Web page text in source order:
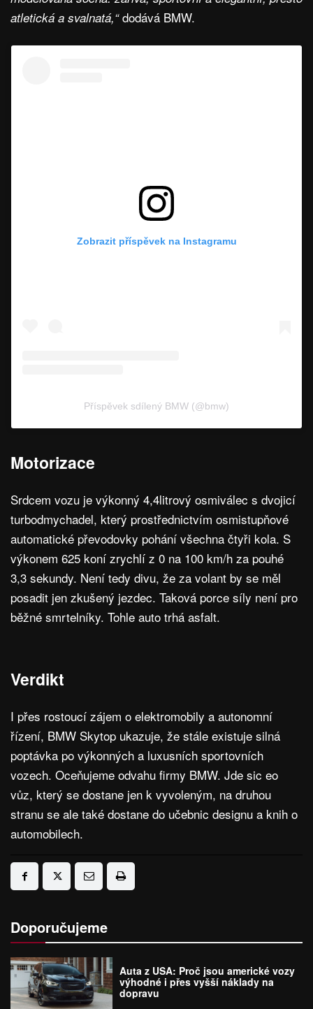
atletická a svalnatá,“dodává BMW.
Zobrazit příspěvek na Instagramu
Příspěvek sdílený BMW (@bmw)
Motorizace
Srdcem vozu je výkonný 4,4litrový osmiválec s dvojicí
turbodmychadel, který prostřednictvím osmistupňové
automatické převodovky pohání všechna čtyři kola. S
výkonem 625 koní zrychlí z 0 na 100 km/h za pouhé
3,3 sekundy. Není tedy divu, že za volant by se měl
posadit jen zkušený jezdec. Taková porce síly není pro
běžné smrtelníky. Tohle auto trhá asfalt.
Verdikt
I přes rostoucí zájem o elektromobily a autonomní
řízení, BMW Skytop ukazuje, že stále existuje silná
poptávka po výkonných a luxusních sportovních
vozech. Oceňujeme odvahu firmy BMW. Jde sic eo
vůz, který se dostane jen k vyvoleným, na druhou
stranu se ale také dostane do učebnic designu a knih o
automobilech.
Doporučujeme
Auta z USA: Proč jsou americké vozy
výhodné i přes vyšší náklady na
dopravu